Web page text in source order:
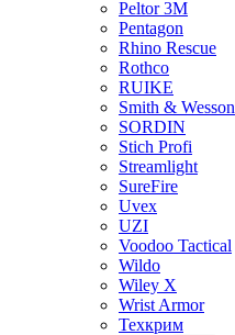
Peltor 3M
Pentagon
Rhino Rescue
Rothco
RUIKE
Smith & Wesson
SORDIN
Stich Profi
Streamlight
SureFire
Uvex
UZI
Voodoo Tactical
Wildo
Wiley X
Wrist Armor
Техкрим